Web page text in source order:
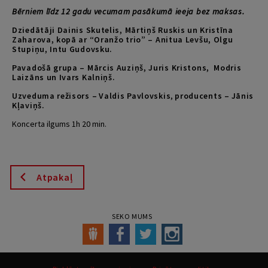
Bērniem līdz 12 gadu vecumam pasākumā ieeja bez maksas.
Dziedātāji Dainis Skutelis, Mārtiņš Ruskis un Kristīna
Zaharova, kopā ar “Oranžo trio” – Anitua Levšu, Olgu
Stupiņu, Intu Gudovsku.
Pavadošā grupa – Mārcis Auziņš, Juris Kristons, Modris
Laizāns un Ivars Kalniņš.
Uzveduma režisors – Valdis Pavlovskis, producents – Jānis
Kļaviņš.
Koncerta ilgums 1h 20 min.
Atpakaļ
SEKO MUMS